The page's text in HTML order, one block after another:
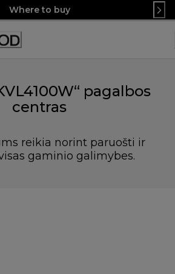
Where to buy
pagalbos
centras
reikia norint paruošti ir
gaminio galimybes.